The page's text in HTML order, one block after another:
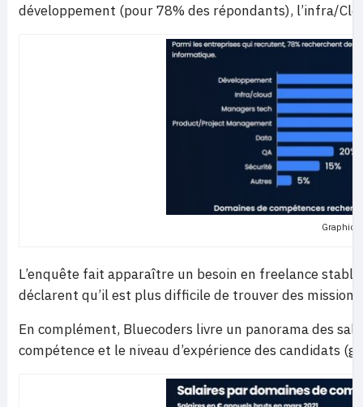
développement (pour 78% des répondants), l’infra/
L’enquête fait apparaître un besoin en freelance
déclarent qu’il est plus difficile de trouver des missions
En complément, Bluecoders livre un panorama des
compétence et le niveau d’expérience des candidats